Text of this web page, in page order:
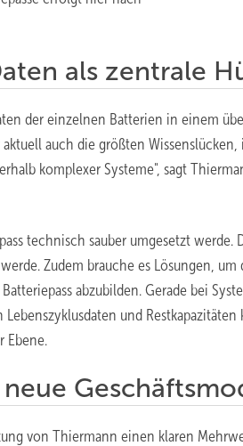
als zentrale
der einzelnen Batterien in einem
auch die größten
komplexer Systeme", sagt
technisch sauber umgesetzt werde.
Zudem brauche es Lösungen,
abzubilden. Gerade bei
und
Ebene.
von Thiermann einen klaren